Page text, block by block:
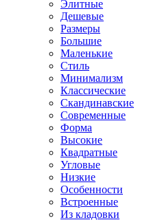
Элитные
Дешевые
Размеры
Большие
Маленькие
Стиль
Минимализм
Классические
Скандинавские
Современные
Форма
Высокие
Квадратные
Угловые
Низкие
Особенности
Встроенные
Из кладовки